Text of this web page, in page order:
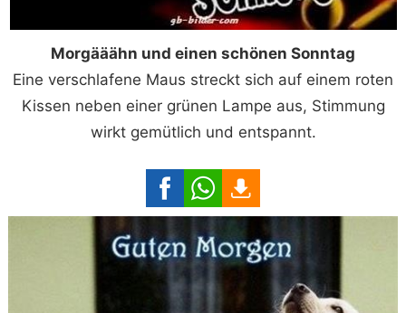
Morgääähn und einen schönen Sonntag
Eine verschlafene Maus streckt sich auf einem roten
Kissen neben einer grünen Lampe aus, Stimmung
wirkt gemütlich und entspannt.